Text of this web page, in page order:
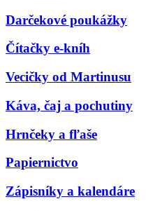
Darčekové poukážky
Čítačky e-kníh
Vecičky od Martinusu
Káva, čaj a pochutiny
Hrnčeky a fľaše
Papiernictvo
Zápisníky a kalendáre